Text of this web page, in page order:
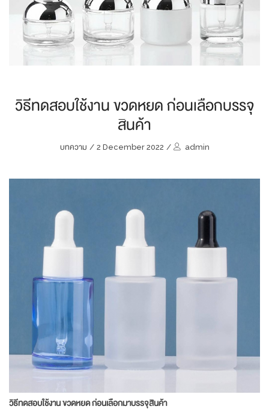
วิธีทดสอบใช้งาน ขวดหยด ก่อนเลือกบรรจุ
สินค้า
บทความ / 2 December 2022 / admin
วิธีทดสอบใช้งาน ขวดหยด ก่อนเลือกมาบรรจุสินค้า